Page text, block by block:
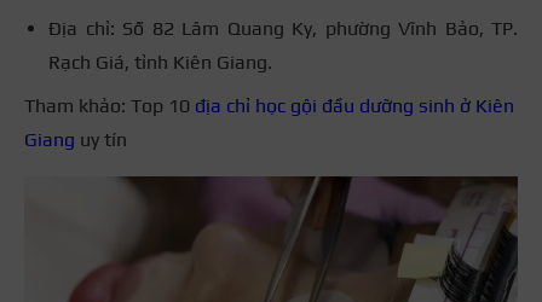
Địa chỉ: Số 82 Lâm Quang Ky, phường Vĩnh Bảo, TP.
Rạch Giá, tỉnh Kiên Giang.
Tham khảo: Top 10 địa chỉ học gội đầu dưỡng sinh ở Kiên
Giang uy tín